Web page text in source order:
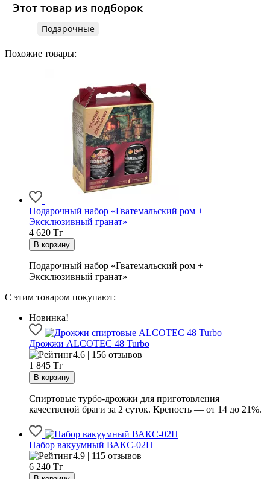
Этот товар из подборок
Подарочные
Похожие товары:
Подарочный набор «Гватемальский ром +
Эксклюзивный гранат»
4 620 Тг
Подарочный набор «Гватемальский ром +
Эксклюзивный гранат»
С этим товаром покупают:
Новинка!
Дрожжи ALCOTEC 48 Turbo
4.6 | 156 отзывов
1 845 Тг
Спиртовые турбо-дрожжи для приготовления
качественой браги за 2 суток. Крепость — от 14 до 21%.
Набор вакуумный ВАКС-02Н
4.9 | 115 отзывов
6 240 Тг